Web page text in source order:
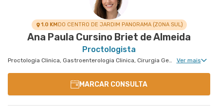
1.0 KMDO CENTRO DE JARDIM PANORAMA (ZONA SUL)
Ana Paula Cursino Briet de Almeida
Proctologista
Proctologia Clinica, Gastroenterologia Clinica, Cirurgia Geral, Cirurgia Bariátrica, Cirurgia do Aparelho Digestivo, Cirurgia Oncologia do Peritônio, Dermatologia Oncológica, Cirurgia Robótica do Aparelho Digestivo, Cirurgia Oncológica Ginecológica, Cirurgia Oncológica, Ginecologia Oncológica, Cirurgia Oncológica do Aparelho Digestivo, Cirurgia Robótica Oncológica Ver mais
MARCAR CONSULTA